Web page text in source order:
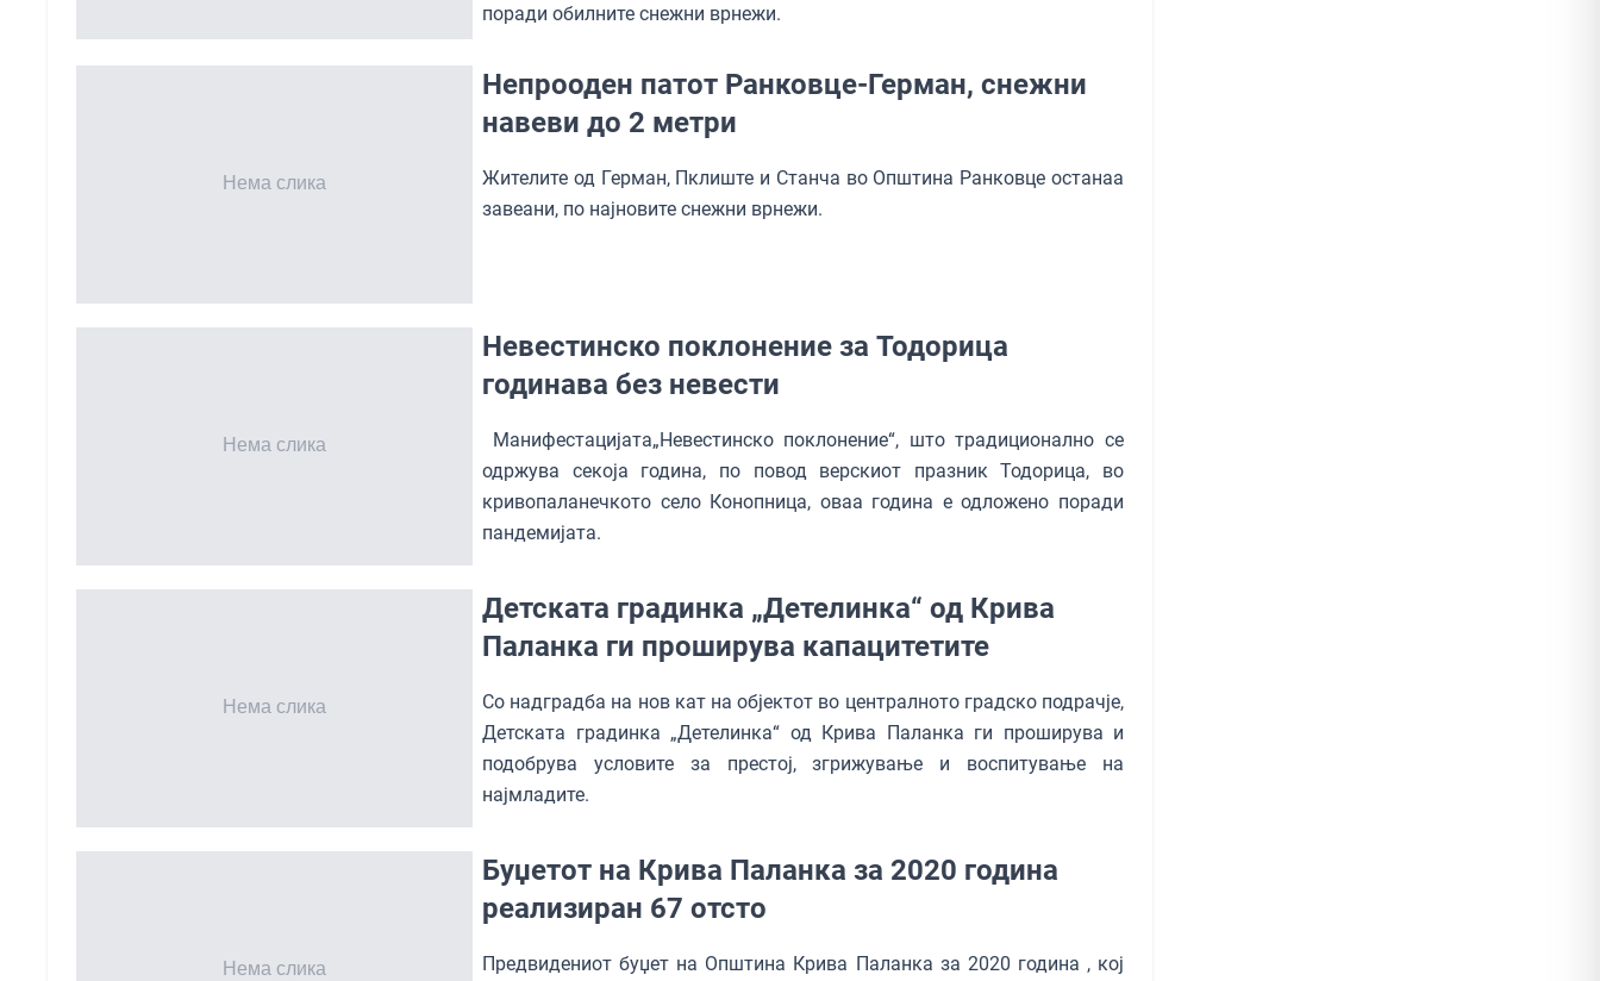
поради обилните снежни врнежи.
Непрооден патот Ранковце-Герман, снежни
навеви до 2 метри
Жителите од Герман, Пклиште и Станча во Општина Ранковце останаа
завеани, по најновите снежни врнежи.
Невестинско поклонение за Тодорица
годинава без невести
Манифестацијата„Невестинско поклонение“, што традиционално се
одржува секоја година, по повод верскиот празник Тодорица, во
кривопаланечкото село Конопница, оваа година е одложено поради
пандемијата.
Детската градинка „Детелинка“ од Крива
Паланка ги проширува капацитетите
Со надградба на нов кат на објектот во централното градско подрачје,
Детската градинка „Детелинка“ од Крива Паланка ги проширува и
подобрува условите за престој, згрижување и воспитување на
најмладите.
Буџетот на Крива Паланка за 2020 година
реализиран 67 отсто
Предвидениот буџет на Oпштина Крива Паланка за 2020 година , кој